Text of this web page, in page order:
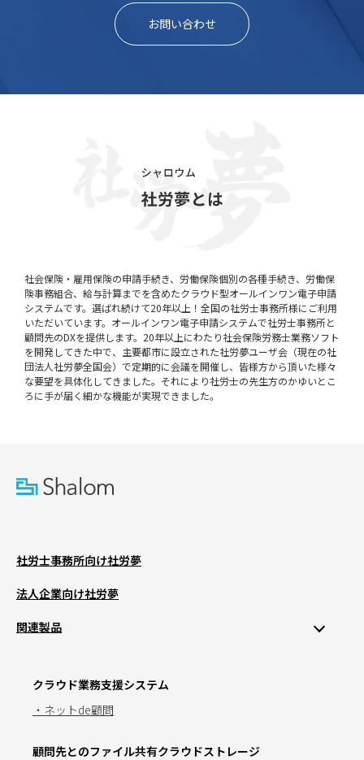
お問い合わせ
社会保険・雇用保険の申請手続き、労働保険個別の各種手続き、労働保
険事務組合、給与計算までを含めたクラウド型オールインワン電子申請
システムです。選ばれ続けて20年以上！全国の社労士事務所様にご利用
いただいています。オールインワン電子申請システムで社労士事務所と
顧問先のDXを提供します。20年以上にわたり社会保険労務士業務ソフト
を開発してきた中で、主要都市に設立された社労夢ユーザ会（現在の社
団法人社労夢全国会）で定期的に会議を開催し、皆様方から頂いた様々
な要望を具体化してきました。それにより社労士の先生方のかゆいとこ
ろに手が届く細かな機能が実現できました。
社労士事務所向け社労夢
法人企業向け社労夢
関連製品
クラウド業務支援システム
・ネットde顧問
顧問先とのファイル共有クラウドストレージ